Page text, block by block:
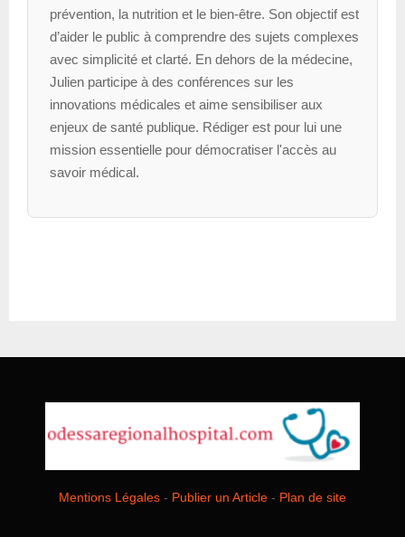
prévention, la nutrition et le bien-être. Son objectif est
d’aider le public à comprendre des sujets complexes
avec simplicité et clarté. En dehors de la médecine,
Julien participe à des conférences sur les
innovations médicales et aime sensibiliser aux
enjeux de santé publique. Rédiger est pour lui une
mission essentielle pour démocratiser l'accès au
savoir médical.
Mentions Légales - Publier un Article - Plan de site